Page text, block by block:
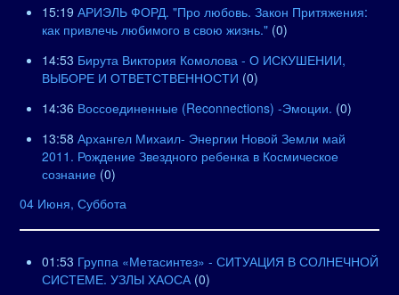
15:19 АРИЭЛЬ ФОРД. "Про любовь. Закон Притяжения:
как привлечь любимого в свою жизнь." (0)
14:53 Бирута Виктория Комолова - О ИСКУШЕНИИ,
ВЫБОРЕ И ОТВЕТСТВЕННОСТИ (0)
14:36 Воссоединенные (Reconnections) -Эмоции. (0)
13:58 Архангел Михаил- Энергии Новой Земли май
2011. Рождение Звездного ребенка в Космическое
сознание (0)
04 Июня, Суббота
01:53 Группа «Метасинтез» - СИТУАЦИЯ В СОЛНЕЧНОЙ
СИСТЕМЕ. УЗЛЫ ХАОСА (0)